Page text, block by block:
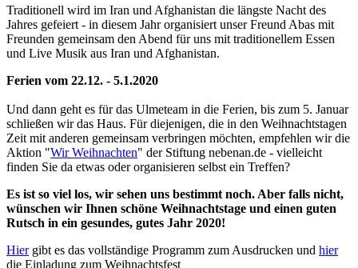
Traditionell wird im Iran und Afghanistan die längste Nacht des
Jahres gefeiert - in diesem Jahr organisiert unser Freund Abas mit
Freunden gemeinsam den Abend für uns mit traditionellem Essen
und Live Musik aus Iran und Afghanistan.
Ferien vom 22.12. - 5.1.2020
Und dann geht es für das Ulmeteam in die Ferien, bis zum 5. Januar
schließen wir das Haus. Für diejenigen, die in den Weihnachtstagen
Zeit mit anderen gemeinsam verbringen möchten, empfehlen wir die
Aktion "Wir Weihnachten" der Stiftung nebenan.de - vielleicht
finden Sie da etwas oder organisieren selbst ein Treffen?
Es ist so viel los, wir sehen uns bestimmt noch. Aber falls nicht,
wünschen wir Ihnen schöne Weihnachtstage und einen guten
Rutsch in ein gesundes, gutes Jahr 2020!
Hiergibt es das vollständige Programm zum Ausdrucken und hier
die Einladung zum Weihnachtsfest